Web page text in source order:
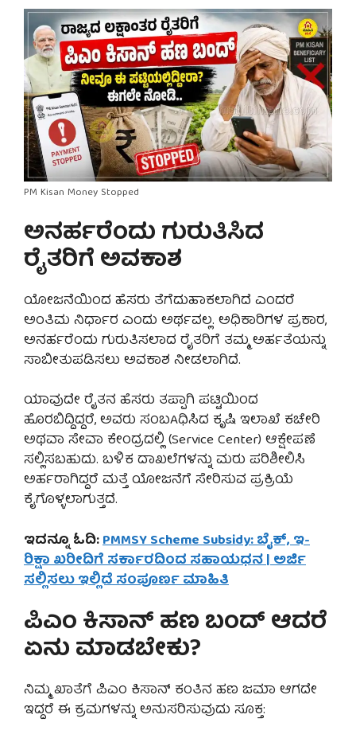
PM Kisan Money Stopped
ಅನರ್ಹರೆಂದು ಗುರುತಿಸಿದ
ರೈತರಿಗೆ ಅವಕಾಶ
ಯೋಜನೆಯಿಂದ ಹೆಸರು ತೆಗೆದುಹಾಕಲಾಗಿದೆ ಎಂದರೆ
ಅಂತಿಮ ನಿರ್ಧಾರ ಎಂದು ಅರ್ಥವಲ್ಲ. ಅಧಿಕಾರಿಗಳ ಪ್ರಕಾರ,
ಅನರ್ಹರೆಂದು ಗುರುತಿಸಲಾದ ರೈತರಿಗೆ ತಮ್ಮ ಅರ್ಹತೆಯನ್ನು
ಸಾಬೀತುಪಡಿಸಲು ಅವಕಾಶ ನೀಡಲಾಗಿದೆ.
ಯಾವುದೇ ರೈತನ ಹೆಸರು ತಪ್ಪಾಗಿ ಪಟ್ಟಿಯಿಂದ
ಹೊರಬಿದ್ದಿದ್ದರೆ, ಅವರು ಸಂಬAಧಿಸಿದ ಕೃಷಿ ಇಲಾಖೆ ಕಚೇರಿ
ಅಥವಾ ಸೇವಾ ಕೇಂದ್ರದಲ್ಲಿ (Service Center) ಆಕ್ಷೇಪಣೆ
ಸಲ್ಲಿಸಬಹುದು. ಬಳಿಕ ದಾಖಲೆಗಳನ್ನು ಮರು ಪರಿಶೀಲಿಸಿ
ಅರ್ಹರಾಗಿದ್ದರೆ ಮತ್ತೆ ಯೋಜನೆಗೆ ಸೇರಿಸುವ ಪ್ರಕ್ರಿಯೆ
ಕೈಗೊಳ್ಳಲಾಗುತ್ತದೆ.
ಇದನ್ನೂ ಓದಿ:PMMSY Scheme Subsidy: ಬೈಕ್, ಇ-
ರಿಕ್ಷಾ ಖರೀದಿಗೆ ಸರ್ಕಾರದಿಂದ ಸಹಾಯಧನ | ಅರ್ಜಿ
ಸಲ್ಲಿಸಲು ಇಲ್ಲಿದೆ ಸಂಪೂರ್ಣ ಮಾಹಿತಿ
ಪಿಎಂ ಕಿಸಾನ್ ಹಣ ಬಂದ್ ಆದರೆ
ಏನು ಮಾಡಬೇಕು?
ನಿಮ್ಮ ಖಾತೆಗೆ ಪಿಎಂ ಕಿಸಾನ್ ಕಂತಿನ ಹಣ ಜಮಾ ಆಗದೇ
ಇದ್ದರೆ ಈ ಕ್ರಮಗಳನ್ನು ಅನುಸರಿಸುವುದು ಸೂಕ್ತ: